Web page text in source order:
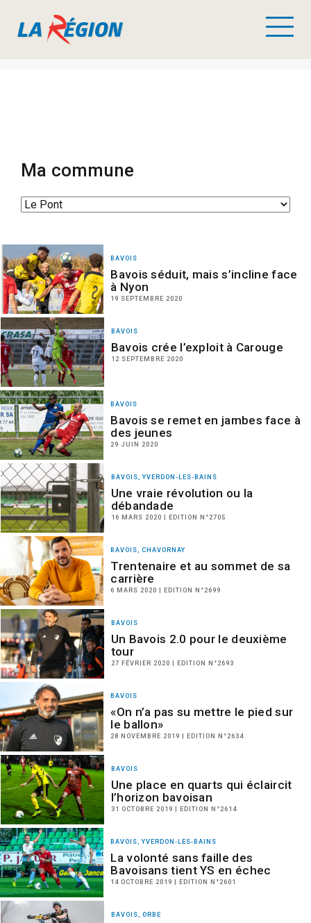
Ma commune
BAVOIS
Bavois séduit, mais s’incline face
à Nyon
19 SEPTEMBRE 2020
BAVOIS
Bavois crée l’exploit à Carouge
12 SEPTEMBRE 2020
BAVOIS
Bavois se remet en jambes face à
des jeunes
29 JUIN 2020
BAVOIS, YVERDON-LES-BAINS
Une vraie révolution ou la
débandade
16 MARS 2020 | EDITION N°2705
BAVOIS, CHAVORNAY
Trentenaire et au sommet de sa
carrière
6 MARS 2020 | EDITION N°2699
BAVOIS
Un Bavois 2.0 pour le deuxième
tour
27 FÉVRIER 2020 | EDITION N°2693
BAVOIS
«On n’a pas su mettre le pied sur
le ballon»
28 NOVEMBRE 2019 | EDITION N°2634
BAVOIS
Une place en quarts qui éclaircit
l’horizon bavoisan
31 OCTOBRE 2019 | EDITION N°2614
BAVOIS, YVERDON-LES-BAINS
La volonté sans faille des
Bavoisans tient YS en échec
14 OCTOBRE 2019 | EDITION N°2601
BAVOIS, ORBE